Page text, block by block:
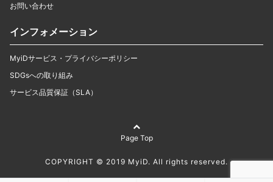
お問い合わせ
インフォメーション
MyiDサービス・プライバシーポリシー
SDGsへの取り組み
サービス品質保証（SLA）
Page Top
COPYRIGHT © 2019 MyiD. All rights reserved.